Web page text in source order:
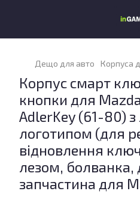
Дещо для авто Корпуса
Корпус смарт
кнопки для Mazda
AdlerKey (61-80) з
логотипом (для
відновлення
лезом, болванка,
запчастина для